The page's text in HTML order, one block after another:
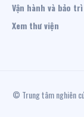
Vận hành và bảo trì
Xem thư viện
© Trung tâm nghiên